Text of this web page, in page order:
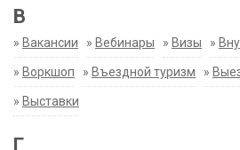
В
» Вакансии » Вебинары » Визы »
» Воркшоп » Въездной туризм »
» Выставки
Г